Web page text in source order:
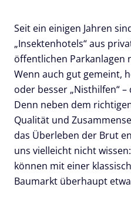
Seit ein einigen Jahren
„Insektenhotels“ aus
öffentlichen Parkanlagen
Wenn auch gut gemeint,
oder besser „Nisthilfen“
Denn neben dem
Qualität und
das Überleben der Brut
uns vielleicht nicht
können mit einer
Baumarkt überhaupt